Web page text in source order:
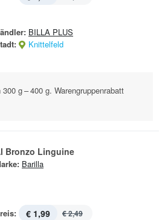
BILLA PLUS
Knittelfeld
g – 400 g. Warengruppenrabatt
Bronzo Linguine
Barilla
€ 1,99 € 2,49